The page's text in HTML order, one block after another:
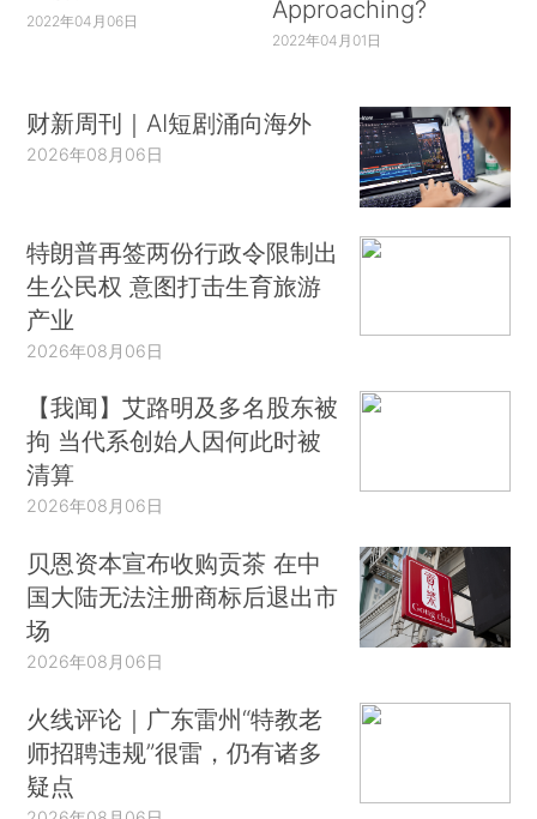
2022年04月06日
Approaching?
2022年04月01日
财新周刊｜AI短剧涌向海外
2026年08月06日
特朗普再签两份行政令限制出
生公民权 意图打击生育旅游
产业
2026年08月06日
【我闻】艾路明及多名股东被
拘 当代系创始人因何此时被
清算
2026年08月06日
贝恩资本宣布收购贡茶 在中
国大陆无法注册商标后退出市
场
2026年08月06日
火线评论｜广东雷州“特教老
师招聘违规”很雷，仍有诸多
疑点